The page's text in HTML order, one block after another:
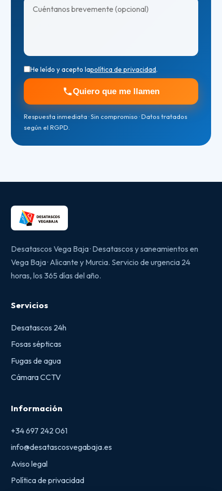
He leído y acepto lapolítica de privacidad.
Quiero que me llamen
Respuesta inmediata · Sin compromiso · Datos tratados
según el RGPD.
Desatascos Vega Baja · Desatascos y saneamientos en
Vega Baja · Alicante y Murcia. Servicio de urgencia 24
horas, los 365 días del año.
Servicios
Desatascos 24h
Fosas sépticas
Fugas de agua
Cámara CCTV
Información
+34 697 242 061
info@desatascosvegabaja.es
Aviso legal
Política de privacidad